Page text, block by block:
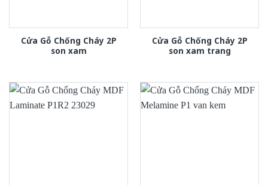
Cửa Gỗ Chống Cháy 2P
son xam
Cửa Gỗ Chống Cháy 2P
son xam trang